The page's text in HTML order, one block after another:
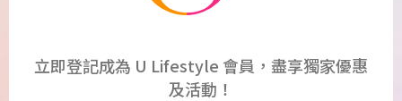
立即登記成為 U Lifestyle 會員，盡享獨家優惠
及活動！